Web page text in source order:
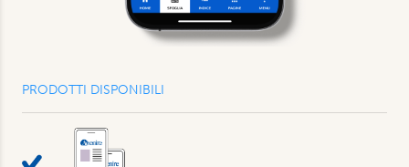
PRODOTTI DISPONIBILI